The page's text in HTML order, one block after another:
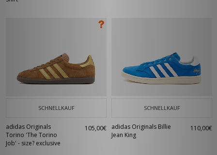
SCHNELLKAUF
adidas Originals
Torino 'The Torino
Job' - size? exclusive
105,00€
SCHNELLKAUF
adidas Originals Billie
Jean King
110,00€